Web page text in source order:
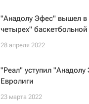
"Анадолу Эфес" вышел
четырех"
28 апреля 2022
"Реал" уступил
Евролиги
23 марта 2022